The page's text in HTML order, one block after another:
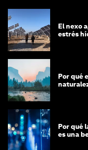
El nexo
estrés
Por qué
Por qué
es una